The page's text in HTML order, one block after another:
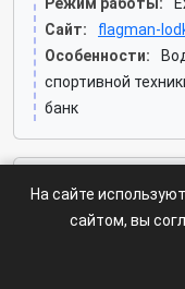
Сайт:
flagman-
Особенности:
спортивной
банк
Yacht
+7
На сайте
сайтом, вы